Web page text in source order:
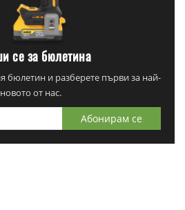
се за бюлетина
бюлетин и разберете първи за най-
новото от нас.
Абонирам се